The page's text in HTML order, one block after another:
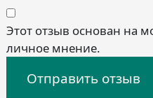
Этот отзыв основан на
личное мнение.
Отправить отзыв